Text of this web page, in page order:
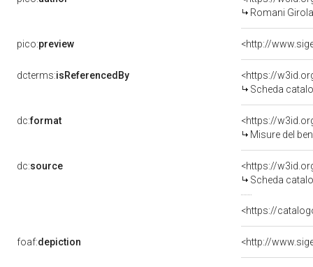
Romani
pico:preview <http://
dcterms:isReferencedBy
<https://
Scheda
dc:format
<https://
Misure del
dc:source
<https://
Scheda
<https://
foaf:depiction <http://